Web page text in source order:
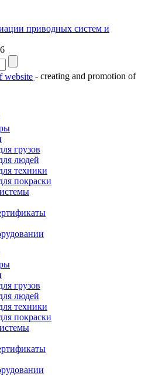
приводных систем и
- creating and promotion of
грузов
людей
техники
покраски
грузов
людей
техники
покраски